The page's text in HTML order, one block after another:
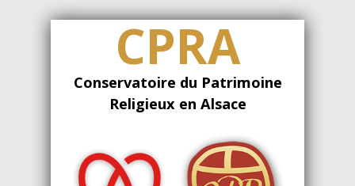
CPRA
Conservatoire du Patrimoine
Religieux en Alsace